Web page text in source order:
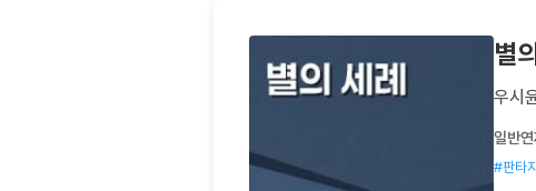
별
우시
일반연
#판타